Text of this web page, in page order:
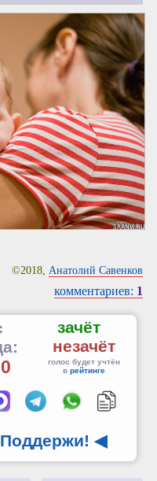
©2018, Анатолий Савенков
комментариев: 1
зачёт
незачёт
голос будет учтён
в рейтинге
◀